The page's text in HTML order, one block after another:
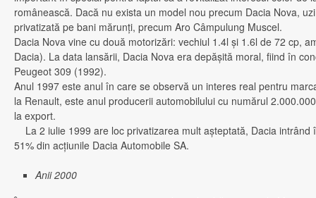
românească. Dacă nu exista un model nou precum Dacia Nova,
privatizată pe bani mărunţi, precum Aro Câmpulung Muscel.
Dacia Nova vine cu două motorizări: vechiul 1.4l şi 1.6l de 72 cp,
Dacia). La data lansării, Dacia Nova era depăşită moral, fiind în
Peugeot 309 (1992).
Anul 1997 este anul în care se observă un interes real pentru
la Renault, este anul producerii automobilului cu numărul
la export.
La 2 iulie 1999 are loc privatizarea mult aşteptată, Dacia intrând
51% din acţiunile Dacia Automobile SA.
Anii 2000